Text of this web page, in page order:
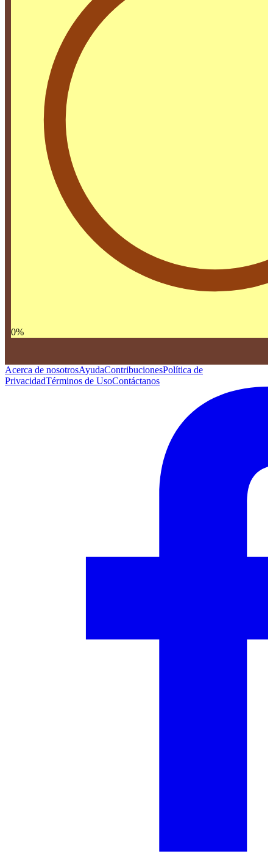
0%
Acerca de nosotrosAyudaContribucionesPolítica de
PrivacidadTérminos de UsoContáctanos